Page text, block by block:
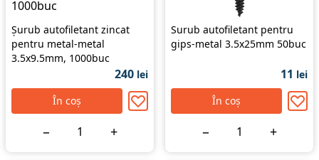
Șurub autofiletant zincat
pentru metal-metal
3.5x9.5mm, 1000buc
240 lei
În coș
− +
Surub autofiletant pentru
gips-metal 3.5x25mm 50buc
11 lei
În coș
− +